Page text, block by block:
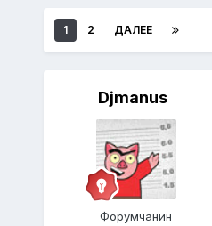
1 2 ДАЛЕЕ
Djmanus
Форумчанин